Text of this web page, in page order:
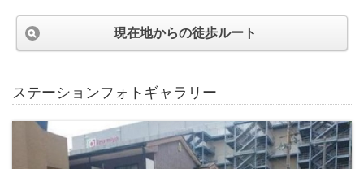
現在地からの徒歩ルート
ステーションフォトギャラリー